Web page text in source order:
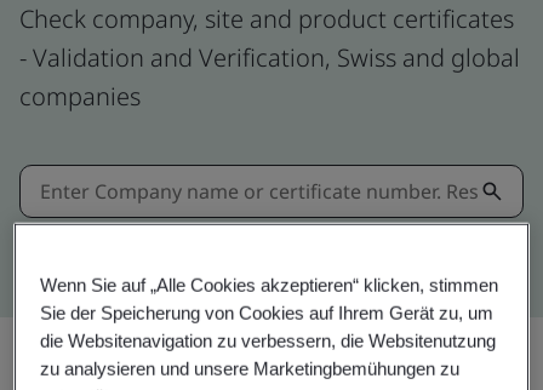
Check company, site and product certificates
- Validation and Verification, Swiss and global
companies
Wenn Sie auf „Alle Cookies akzeptieren“ klicken, stimmen
Sie der Speicherung von Cookies auf Ihrem Gerät zu, um
die Websitenavigation zu verbessern, die Websitenutzung
zu analysieren und unsere Marketingbemühungen zu